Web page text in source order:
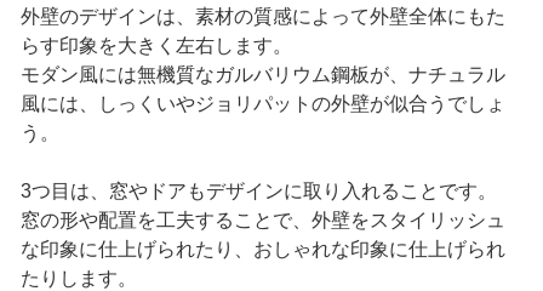
外壁のデザインは、素材の質感によって外壁全体にもた
らす印象を大きく左右します。
モダン風には無機質なガルバリウム鋼板が、ナチュラル
風には、しっくいやジョリパットの外壁が似合うでしょ
う。
3つ目は、窓やドアもデザインに取り入れることです。
窓の形や配置を工夫することで、外壁をスタイリッシュ
な印象に仕上げられたり、おしゃれな印象に仕上げられ
たりします。